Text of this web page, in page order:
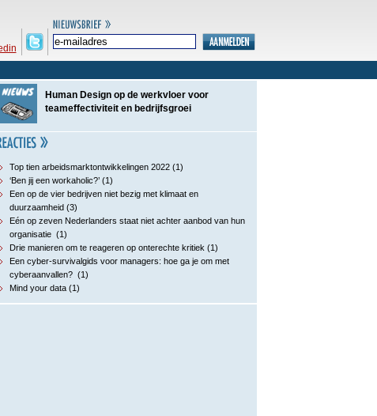
Human Design op de werkvloer voor
teameffectiviteit en bedrijfsgroei
Top tien arbeidsmarktontwikkelingen 2022 (1)
‘Ben jij een workaholic?’ (1)
Een op de vier bedrijven niet bezig met klimaat en
duurzaamheid (3)
Eén op zeven Nederlanders staat niet achter aanbod van hun
organisatie (1)
Drie manieren om te reageren op onterechte kritiek (1)
Een cyber-survivalgids voor managers: hoe ga je om met
cyberaanvallen? (1)
Mind your data (1)